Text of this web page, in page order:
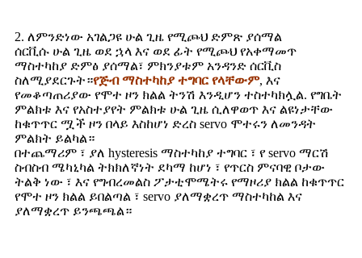
2. ለምንድነው አገልጋዩ ሁል ጊዜ የሚጮህ ድምጽ ያሰማል
ሰርቪሱ ሁል ጊዜ ወደ ኋላ እና ወደ ፊት የሚጮህ የአቀማመጥ
ማስተካከያ ድምፅ ያሰማል፣ ምክንያቱም አንዳንድ ሰርቪስ
ስለሚያደርጉት።የጅብ ማስተካከያ ተግባር የላቸውም, እና
የመቆጣጠሪያው የሞተ ዞን ክልል ትንሽ እንዲሆን ተስተካክሏል. የግቤት
ምልክቱ እና የአስተያየት ምልክቱ ሁል ጊዜ ሲለዋወጥ እና ልዩነታቸው
ከቁጥጥር ሟች ዞን በላይ እስከሆነ ድረስ servo ሞተሩን ለመንዳት
ምልክት ይልካል።
በተጨማሪም ፣ ያለ hysteresis ማስተካከያ ተግባር ፣ የ servo ማርሽ
ስብስብ ሜካኒካል ትክክለኛነት ደካማ ከሆነ ፣ የጥርስ ምናባዊ ቦታው
ትልቅ ነው ፣ እና የግብረመልስ ፖታቲሞሜትሩ የማዞሪያ ክልል ከቁጥጥር
የሞተ ዞን ክልል ይበልጣል ፣ servo ያለማቋረጥ ማስተካከል እና
ያለማቋረጥ ይንጫጫል።